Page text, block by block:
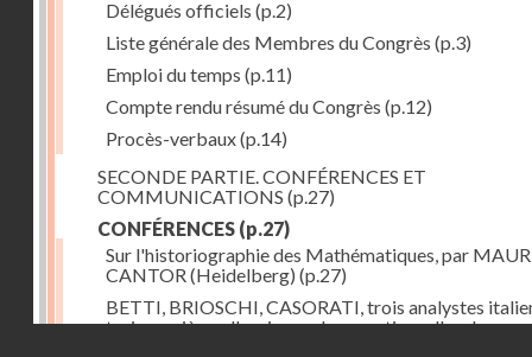
Délégués officiels (p.2)
Liste générale des Membres du Congrès (p.3)
Emploi du temps (p.11)
Compte rendu résumé du Congrès (p.12)
Procès-verbaux(p.14)
SECONDE PARTIE. CONFÉRENCES ET
COMMUNICATIONS (p.27)
CONFÉRENCES (p.27)
Sur l'historiographie des Mathématiques, par
CANTOR (Heidelberg) (p.27)
BETTI, BRIOSCHI, CASORATI, trois analystes
trois manières d'envisager les questions d'analyse,